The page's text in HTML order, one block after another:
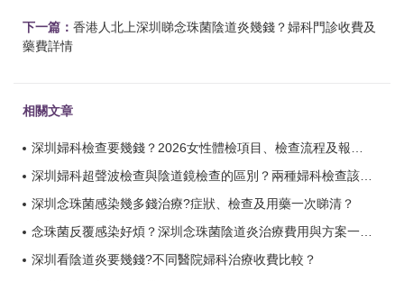
下一篇： 香港人北上深圳睇念珠菌陰道炎幾錢？婦科門診收費及
藥費詳情
相關文章
深圳婦科檢查要幾錢？2026女性體檢項目、檢查流程及報告時間全攻略？
深圳婦科超聲波檢查與陰道鏡檢查的區別？兩種婦科檢查該怎麼選？
深圳念珠菌感染幾多錢治療?症狀、檢查及用藥一次睇清？
念珠菌反覆感染好煩？深圳念珠菌陰道炎治療費用與方案一覽？
深圳看陰道炎要幾錢?不同醫院婦科治療收費比較？